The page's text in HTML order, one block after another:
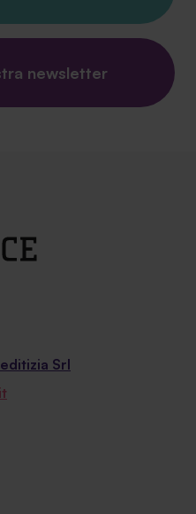
newsletter
Srl